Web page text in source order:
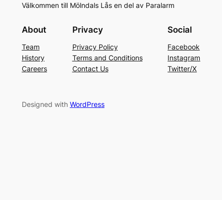
Välkommen till Mölndals Lås en del av Paralarm
About
Team
History
Careers
Privacy
Privacy Policy
Terms and Conditions
Contact Us
Social
Facebook
Instagram
Twitter/X
Designed with WordPress